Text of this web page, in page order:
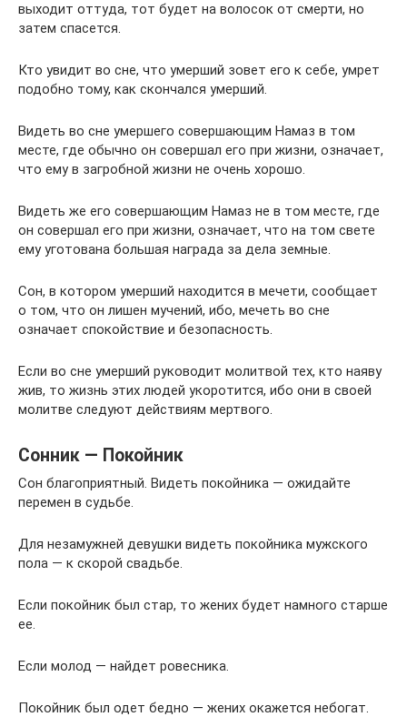
выходит оттуда, тот будет на волосок от смерти, но
затем спасется.
Кто увидит во сне, что умерший зовет его к себе, умрет
подобно тому, как скончался умерший.
Видеть во сне умершего совершающим Намаз в том
месте, где обычно он совершал его при жизни, означает,
что ему в загробной жизни не очень хорошо.
Видеть же его совершающим Намаз не в том месте, где
он совершал его при жизни, означает, что на том свете
ему уготована большая награда за дела земные.
Сон, в котором умерший находится в мечети, сообщает
о том, что он лишен мучений, ибо, мечеть во сне
означает спокойствие и безопасность.
Если во сне умерший руководит молитвой тех, кто наяву
жив, то жизнь этих людей укоротится, ибо они в своей
молитве следуют действиям мертвого.
Сонник — Покойник
Сон благоприятный. Видеть покойника — ожидайте
перемен в судьбе.
Для незамужней девушки видеть покойника мужского
пола — к скорой свадьбе.
Если покойник был стар, то жених будет намного старше
ее.
Если молод — найдет ровесника.
Покойник был одет бедно — жених окажется небогат.